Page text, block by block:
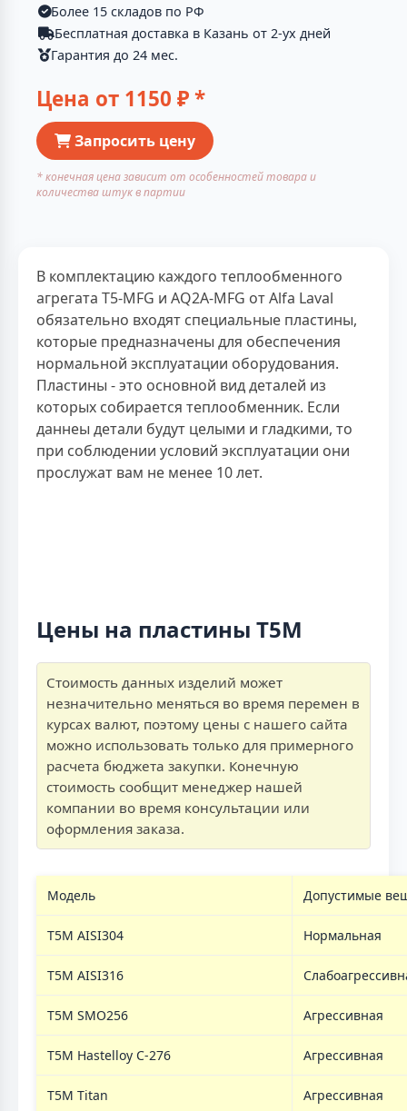
Более 15 складов по РФ
Бесплатная доставка в Казань от 2-ух дней
Гарантия до 24 мес.
Цена от 1150 ₽ *
Запросить цену
* конечная цена зависит от особенностей товара и
количества штук в партии
В комплектацию каждого теплообменного
агрегата T5-MFG и AQ2A-MFG от Alfa Laval
обязательно входят специальные пластины,
которые предназначены для обеспечения
нормальной эксплуатации оборудования.
Пластины - это основной вид деталей из
которых собирается теплообменник. Если
даннеы детали будут целыми и гладкими, то
при соблюдении условий эксплуатации они
прослужат вам не менее 10 лет.
Цены на пластины T5M
Стоимость данных изделий может
незначительно меняться во время перемен в
курсах валют, поэтому цены с нашего сайта
можно использовать только для примерного
расчета бюджета закупки. Конечную
стоимость сообщит менеджер нашей
компании во время консультации или
оформления заказа.
Модель Допустимые
T5M AISI304 Нормальная
T5M AISI316
T5M SMO256 Агрессивная
T5M Hastelloy C-276 Агрессивная
T5M Titan Агрессивная